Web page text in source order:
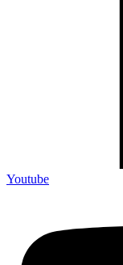
Youtube